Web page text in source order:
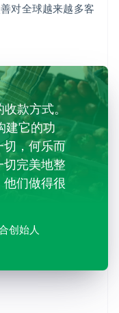
对全球越来越多客
款方式。
建它的功
切，何乐而
切完美地整
们做得很
创始人